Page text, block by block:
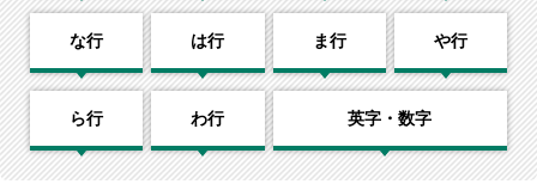
な行 は行 ま行 や行
ら行 わ行 英字・数字